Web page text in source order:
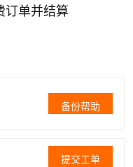
订单并结算
备份帮助
提交工单